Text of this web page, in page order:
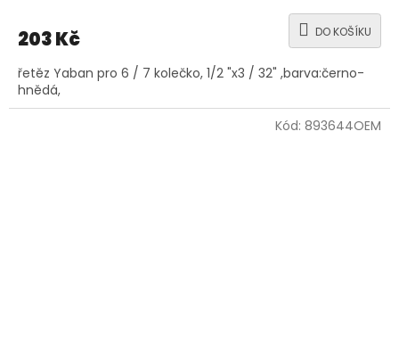
203 Kč DO KOŠÍKU
řetěz Yaban pro 6 / 7 kolečko, 1/2 "x3 / 32" ,barva:černo-
hnědá,
Kód: 893644OEM